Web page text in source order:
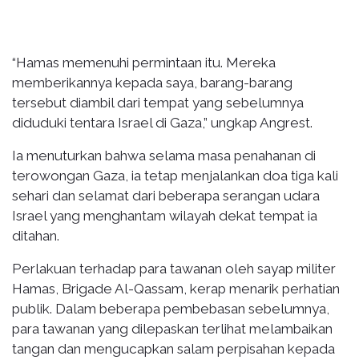
“Hamas memenuhi permintaan itu. Mereka
memberikannya kepada saya, barang-barang
tersebut diambil dari tempat yang sebelumnya
diduduki tentara Israel di Gaza,” ungkap Angrest.
Ia menuturkan bahwa selama masa penahanan di
terowongan Gaza, ia tetap menjalankan doa tiga kali
sehari dan selamat dari beberapa serangan udara
Israel yang menghantam wilayah dekat tempat ia
ditahan.
Perlakuan terhadap para tawanan oleh sayap militer
Hamas, Brigade Al-Qassam, kerap menarik perhatian
publik. Dalam beberapa pembebasan sebelumnya,
para tawanan yang dilepaskan terlihat melambaikan
tangan dan mengucapkan salam perpisahan kepada